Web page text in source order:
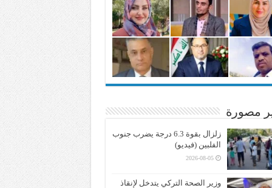
مصورة
زلزال بقوة 6.3 درجة يضرب جنوب
الفلبين (فيديو)
2026-08-05
وزير الصحة التركي يتدخل لإنقاذ